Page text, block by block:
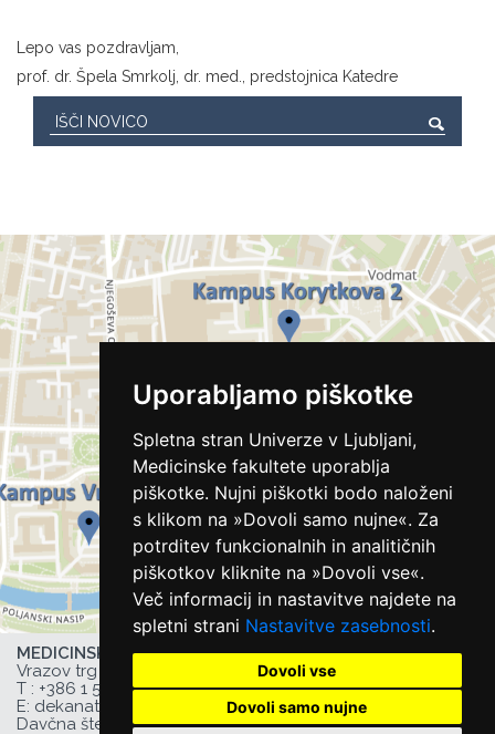
Uporabljamo piškotke
Spletna stran Univerze v Ljubljani,
Medicinske fakultete uporablja
piškotke. Nujni piškotki bodo naloženi
s klikom na »Dovoli samo nujne«. Za
potrditev funkcionalnih in analitičnih
piškotkov kliknite na »Dovoli vse«.
Več informacij in nastavitve najdete na
spletni strani Nastavitve zasebnosti.
Dovoli vse
Dovoli samo nujne
Lepo vas pozdravljam,
prof. dr. Špela Smrkolj, dr. med., predstojnica Katedre
MEDICINSKA FAKULTETA UL,
Vrazov trg 2, 1000 Ljubljana, Slovenija,
T : +386 1 543 77 00, F: +386 1 543 77 01,
E: dekanat@mf.uni-lj.si
Davčna številka UL MF: 44752385,